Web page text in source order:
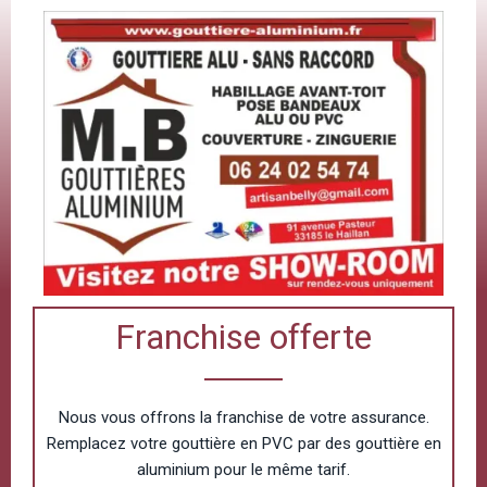
Franchise offerte
Nous vous offrons la franchise de votre assurance.
Remplacez votre gouttière en PVC par des gouttière en
aluminium pour le même tarif.